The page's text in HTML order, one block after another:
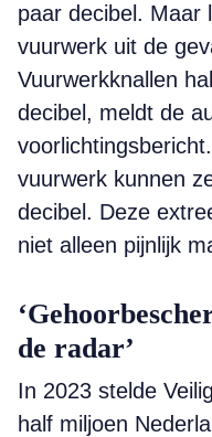
paar decibel. Maar
vuurwerk uit de
Vuurwerkknallen
decibel, meldt de
vuurwerk kunnen
decibel. Deze
niet alleen pijnlijk
de radar’
In 2023 stelde
half miljoen